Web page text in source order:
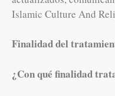
Islamic Culture And
Finalidad del
¿Con qué finalidad